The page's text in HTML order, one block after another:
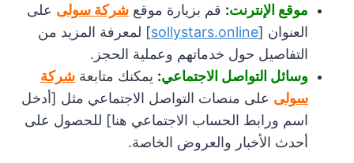
موقع الإنترنت: قم بزيارة موقع شركة سولى على
العنوان [sollystars.online] لمعرفة المزيد من
التفاصيل حول خدماتهم وعملية الحجز.
وسائل التواصل الاجتماعي: يمكنك متابعة شركة
سولى على منصات التواصل الاجتماعي مثل [أدخل
اسم ورابط الحساب الاجتماعي هنا] للحصول على
أحدث الأخبار والعروض الخاصة.